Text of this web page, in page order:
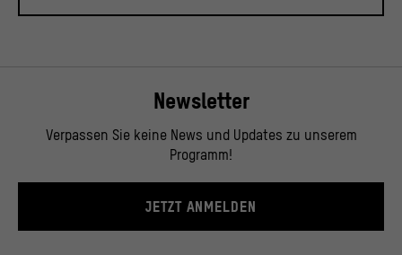
Newsletter
Verpassen Sie keine News und Updates zu unserem
Programm!
JETZT ANMELDEN